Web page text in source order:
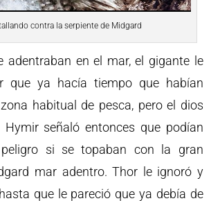
contra la serpiente de Midgard
adentraban en el mar, el gigante le
que ya hacía tiempo que habían
habitual de pesca, pero el dios
señaló entonces que podían
si se topaban con la gran
mar adentro. Thor le ignoró y
que le pareció que ya debía de